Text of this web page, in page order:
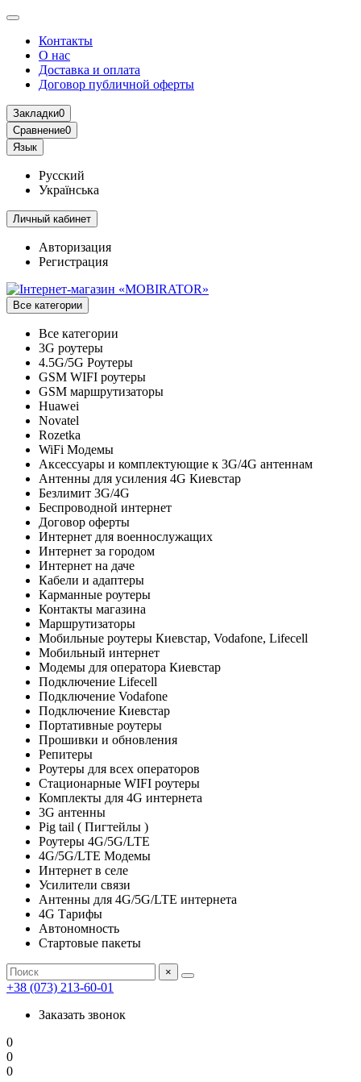
Контакты
О нас
Доставка и оплата
Договор публичной оферты
Закладки0
Сравнение0
Язык
Русский
Українська
Личный кабинет
Авторизация
Регистрация
Все категории
Все категории
3G роутеры
4.5G/5G Роутеры
GSM WIFI роутеры
GSM маршрутизаторы
Huawei
Novatel
Rozetka
WiFi Модемы
Аксессуары и комплектующие к 3G/4G антеннам
Антенны для усиления 4G Киевстар
Безлимит 3G/4G
Беспроводной интернет
Договор оферты
Интернет для военнослужащих
Интернет за городом
Интернет на даче
Кабели и адаптеры
Карманные роутеры
Контакты магазина
Маршрутизаторы
Мобильные роутеры Киевстар, Vodafone, Lifecell
Мобильный интернет
Модемы для оператора Киевстар
Подключение Lifecell
Подключение Vodafone
Подключение Киевстар
Портативные роутеры
Прошивки и обновления
Репитеры
Роутеры для всех операторов
Стационарные WIFI роутеры
Комплекты для 4G интернета
3G антенны
Pig tail ( Пигтейлы )
Роутеры 4G/5G/LTE
4G/5G/LTE Модемы
Интернет в селе
Усилители связи
Антенны для 4G/5G/LTE интернета
4G Тарифы
Автономность
Стартовые пакеты
×
+38 (073) 213-60-01
Заказать звонок
0
0
0